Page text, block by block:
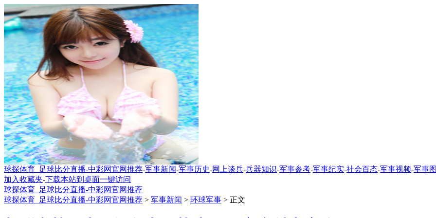
球探体育_足球比分直播-中彩网官网推荐-军事新闻-军事历史-网上谈兵-兵器知识-军事参考-军事纪实-社会百态-军事视频-军事
加入收藏夹-下载本站到桌面一键访问
球探体育_足球比分直播-中彩网官网推荐
球探体育_足球比分直播-中彩网官网推荐 > 军事新闻 > 环球军事 > 正文